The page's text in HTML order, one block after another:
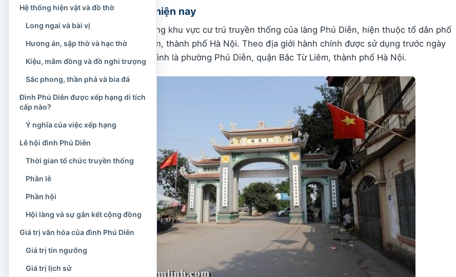
Địa chỉ hành chính hiện nay
Đình Phú Diễn nằm trong khu vực cư trú truyền thống của làng Phú Diễn, hiện thuộc tổ dân phố
số 18, phường Phú Diễn, thành phố Hà Nội. Theo địa giới hành chính được sử dụng trước ngày
1/7/2025, địa chỉ của đình là phường Phú Diễn, quận Bắc Từ Liêm, thành phố Hà Nội.
Hệ thống hiện vật và đồ thờ
Long ngai và bài vị
Hương án, sập thờ và hạc thờ
Kiệu, mâm đồng và đồ nghi trượng
Sắc phong, thần phả và bia đá
Đình Phú Diễn được xếp hạng di tích
cấp nào?
Ý nghĩa của việc xếp hạng
Lễ hội đình Phú Diễn
Thời gian tổ chức truyền thống
Phần lễ
Phần hội
Hội làng và sự gắn kết cộng đồng
Giá trị văn hóa của đình Phú Diễn
Giá trị tín ngưỡng
Giá trị lịch sử